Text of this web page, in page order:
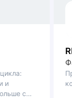
и
с